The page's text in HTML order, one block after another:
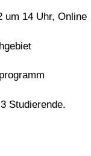
um 14 Uhr, Online
Studierende.